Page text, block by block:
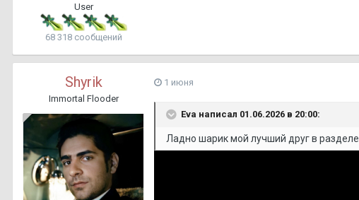
User
68 318 сообщений
Shyrik
Immortal Flooder
1 июня
Eva написал 01.06.2026 в 20:00:
Ладно шарик мой лучший друг в разделе